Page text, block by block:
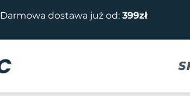
Darmowa dostawa już od: 399zł